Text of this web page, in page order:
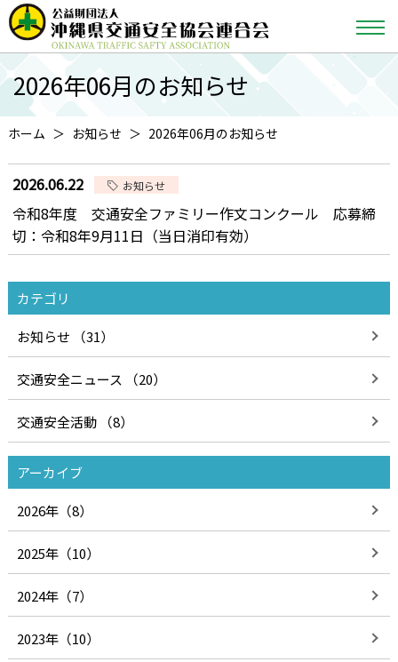
2026年06月のお知らせ
ホーム お知らせ 2026年06月のお知らせ
2026.06.22 お知らせ
令和8年度 交通安全ファミリー作文コンクール 応募締
切：令和8年9月11日（当日消印有効）
カテゴリ
お知らせ （31）
交通安全ニュース （20）
交通安全活動 （8）
アーカイブ
2026年（8）
2025年（10）
2024年（7）
2023年（10）